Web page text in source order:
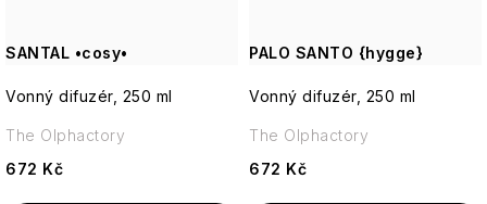
SANTAL •cosy•
Vonný difuzér, 250 ml
672 Kč
The Olphactory
PALO SANTO {hygge}
Vonný difuzér, 250 ml
672 Kč
The Olphactory